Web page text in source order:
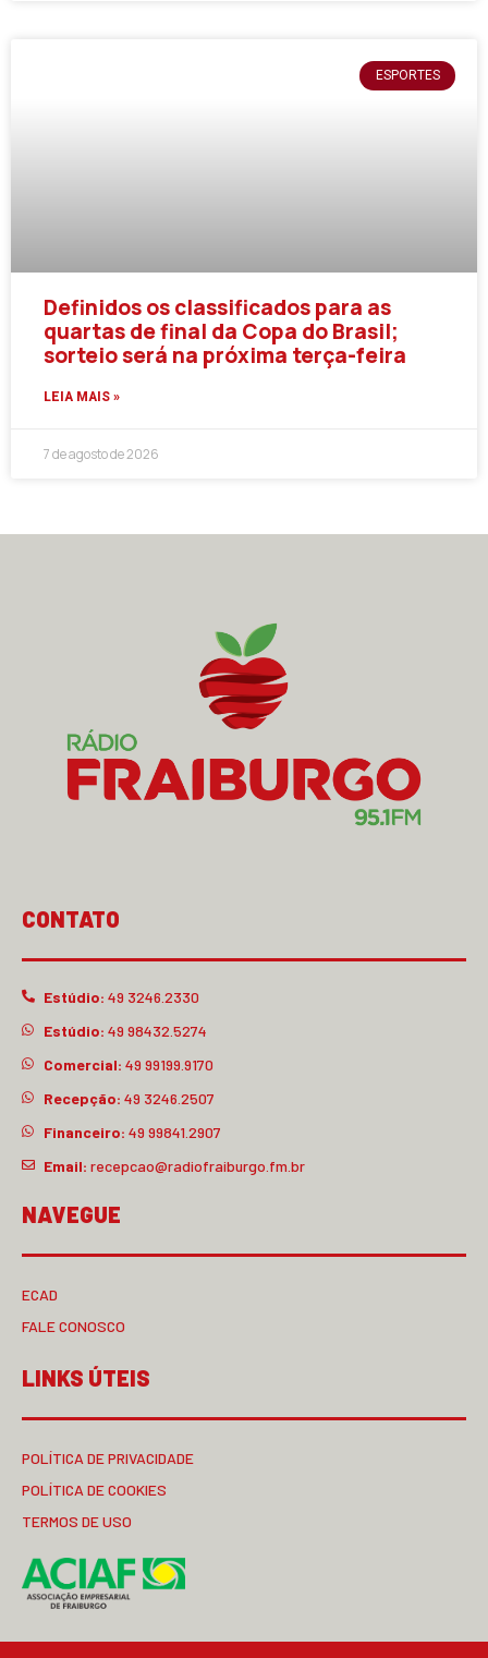
ESPORTES
Definidos os classificados para as
quartas de final da Copa do Brasil;
sorteio será na próxima terça-feira
LEIA MAIS »
7 de agosto de 2026
CONTATO
Estúdio: 49 3246.2330
Estúdio: 49 98432.5274
Comercial: 49 99199.9170
Recepção: 49 3246.2507
Financeiro: 49 99841.2907
Email: recepcao@radiofraiburgo.fm.br
NAVEGUE
ECAD
FALE CONOSCO
LINKS ÚTEIS
POLÍTICA DE PRIVACIDADE
POLÍTICA DE COOKIES
TERMOS DE USO